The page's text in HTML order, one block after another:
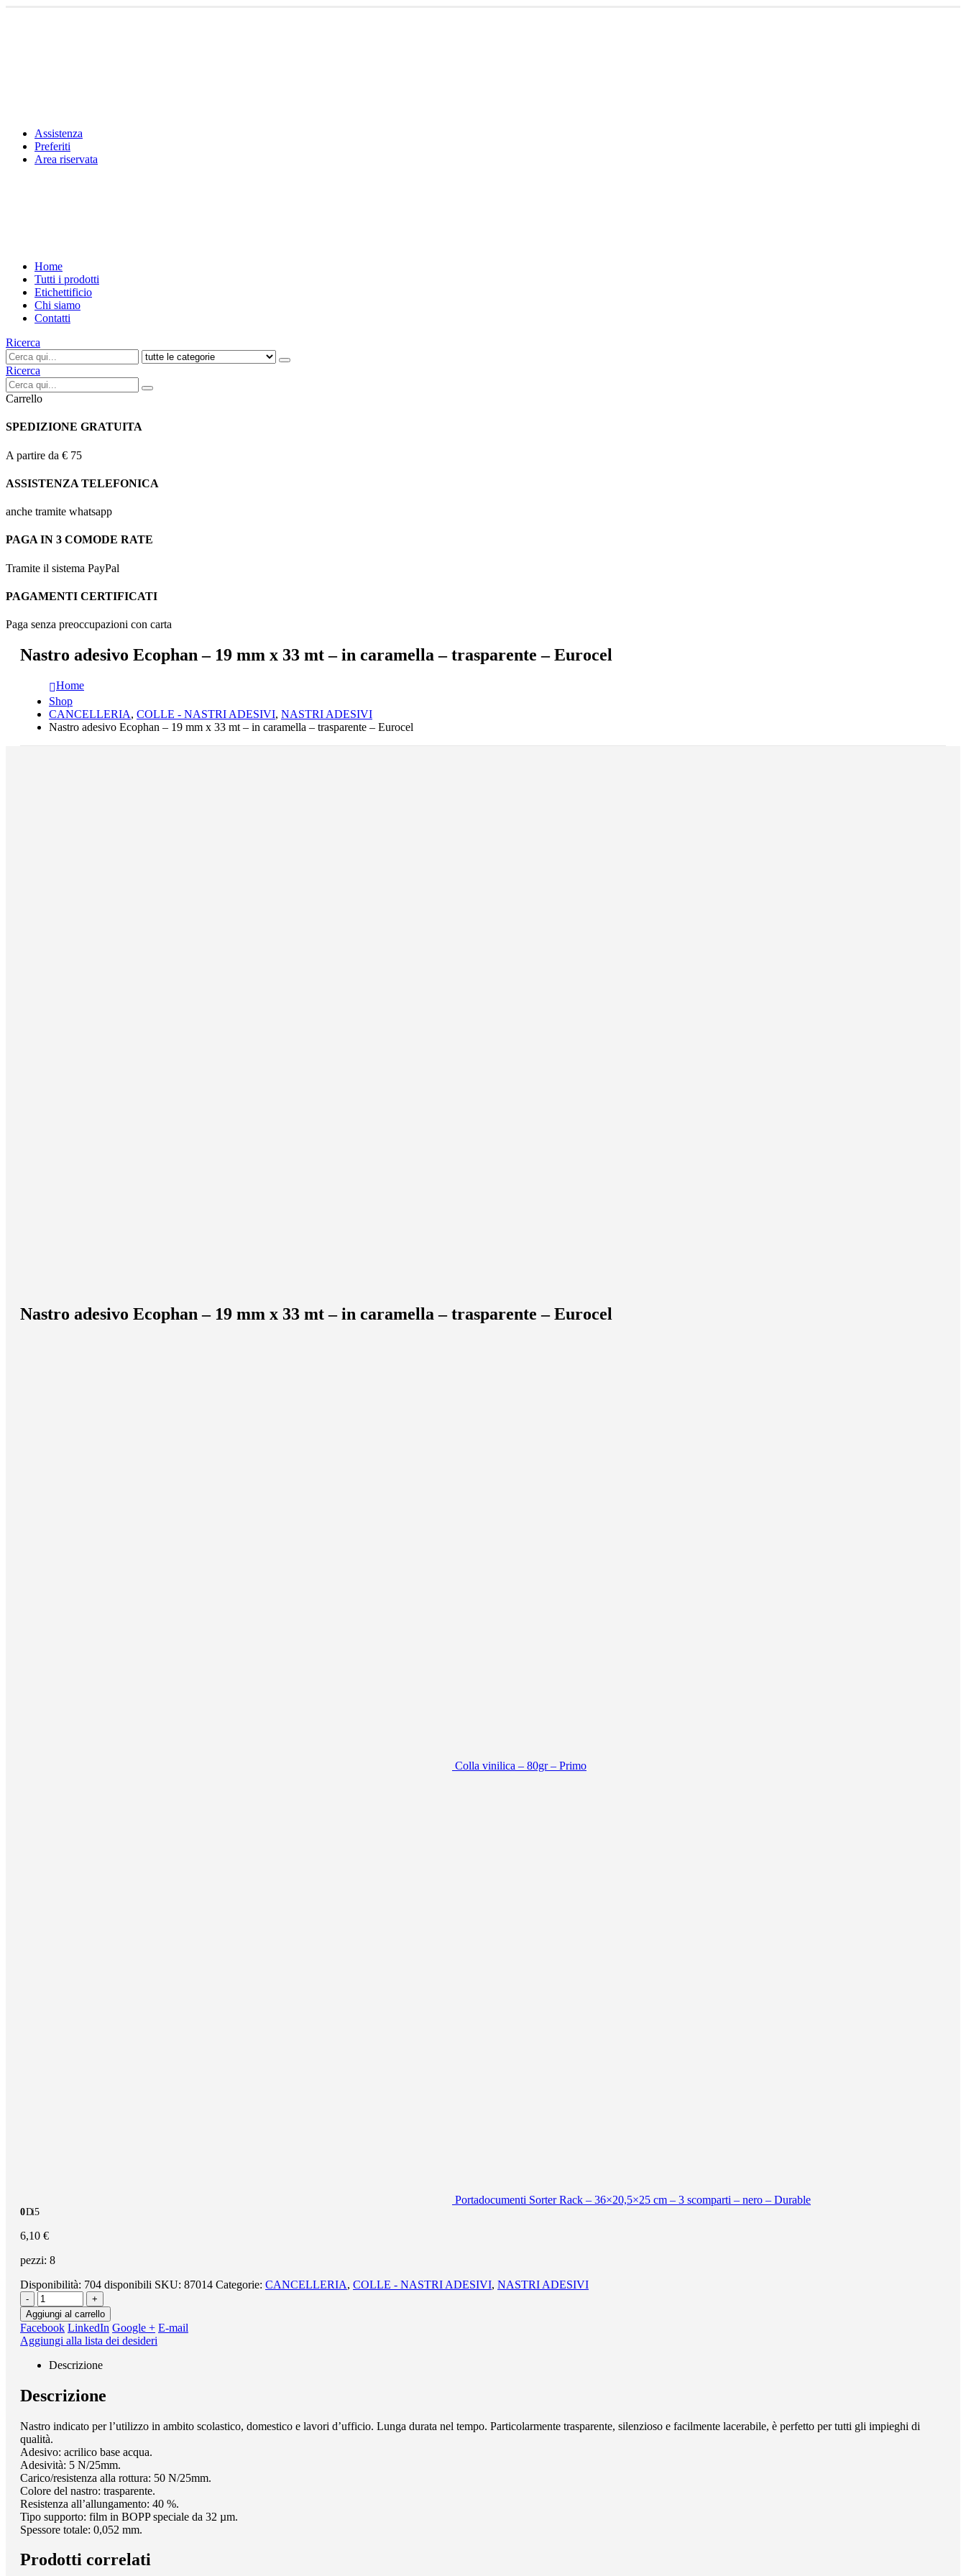
Assistenza
Preferiti
Area riservata
Home
Tutti i prodotti
Etichettificio
Chi siamo
Contatti
Ricerca
Ricerca
Carrello
SPEDIZIONE GRATUITA
A partire da € 75
ASSISTENZA TELEFONICA
anche tramite whatsapp
PAGA IN 3 COMODE RATE
Tramite il sistema PayPal
PAGAMENTI CERTIFICATI
Paga senza preoccupazioni con carta
Nastro adesivo Ecophan – 19 mm x 33 mt – in caramella – trasparente – Eurocel
Home
Shop
CANCELLERIA, COLLE - NASTRI ADESIVI, NASTRI ADESIVI
Nastro adesivo Ecophan – 19 mm x 33 mt – in caramella – trasparente – Eurocel
Nastro adesivo Ecophan – 19 mm x 33 mt – in caramella – trasparente – Eurocel
Colla vinilica – 80gr – Primo
Portadocumenti Sorter Rack – 36×20,5×25 cm – 3 scomparti – nero – Durable
0Di 5
6,10 €
pezzi: 8
Disponibilità: 704 disponibili SKU: 87014 Categorie: CANCELLERIA, COLLE - NASTRI ADESIVI, NASTRI ADESIVI
-
+
Aggiungi al carrello
Facebook LinkedIn Google + E-mail
Aggiungi alla lista dei desideri
Descrizione
Descrizione
Nastro indicato per l’utilizzo in ambito scolastico, domestico e lavori d’ufficio. Lunga durata nel tempo. Particolarmente trasparente, silenzioso e facilmente lacerabile, è perfetto per tutti gli impieghi di
qualità.
Adesivo: acrilico base acqua.
Adesività: 5 N/25mm.
Carico/resistenza alla rottura: 50 N/25mm.
Colore del nastro: trasparente.
Resistenza all’allungamento: 40 %.
Tipo supporto: film in BOPP speciale da 32 µm.
Spessore totale: 0,052 mm.
Prodotti correlati